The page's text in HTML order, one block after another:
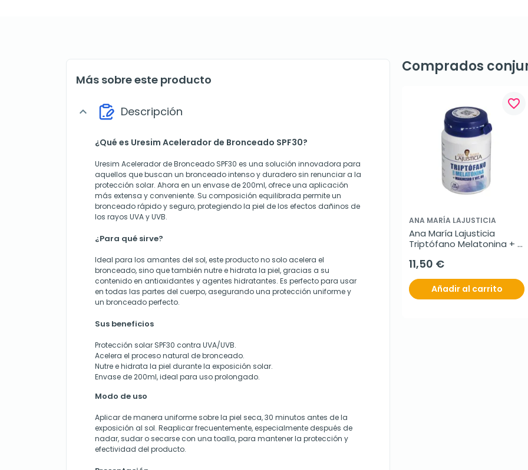
Más sobre este producto
expand_more Descripción
¿Qué es Uresim Acelerador de Bronceado SPF30?
Uresim Acelerador de Bronceado SPF30 es una solución innovadora para
aquellos que buscan un bronceado intenso y duradero sin renunciar a la
protección solar. Ahora en un envase de 200ml, ofrece una aplicación
más extensa y conveniente. Su composición equilibrada permite un
bronceado rápido y seguro, protegiendo la piel de los efectos dañinos de
los rayos UVA y UVB.
¿Para qué sirve?
Ideal para los amantes del sol, este producto no solo acelera el
bronceado, sino que también nutre e hidrata la piel, gracias a su
contenido en antioxidantes y agentes hidratantes. Es perfecto para usar
en todas las partes del cuerpo, asegurando una protección uniforme y
un bronceado perfecto.
Sus beneficios
Protección solar SPF30 contra UVA/UVB.
Acelera el proceso natural de bronceado.
Nutre e hidrata la piel durante la exposición solar.
Envase de 200ml, ideal para uso prolongado.
Modo de uso
Aplicar de manera uniforme sobre la piel seca, 30 minutos antes de la
exposición al sol. Reaplicar frecuentemente, especialmente después de
nadar, sudar o secarse con una toalla, para mantener la protección y
efectividad del producto.
Comprados
favorite_border
ANA MARÍA LAJUSTICIA
Ana María Lajusticia
Triptófano Melatonina +
comprimidos.
11,50 €
Añadir al carrito